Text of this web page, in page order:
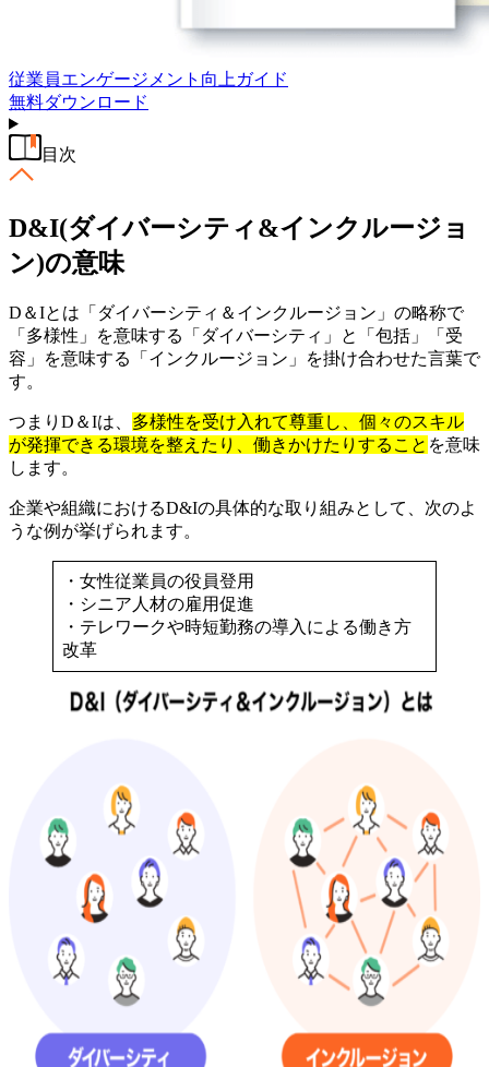
従業員エンゲージメント向上ガイド
無料ダウンロード
目次
D&I(ダイバーシティ&インクルージョ
ン)の意味
D＆Iとは「ダイバーシティ＆インクルージョン」の略称で
「多様性」を意味する「ダイバーシティ」と「包括」「受
容」を意味する「インクルージョン」を掛け合わせた言葉で
す。
つまりD＆Iは、 多様性を受け入れて尊重し、個々のスキル
が発揮できる環境を整えたり、働きかけたりすること を意味
します。
企業や組織におけるD&Iの具体的な取り組みとして、次のよ
うな例が挙げられます。
・女性従業員の役員登用
・シニア人材の雇用促進
・テレワークや時短勤務の導入による働き方
改革